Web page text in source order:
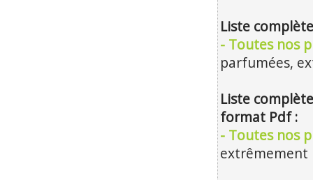
Liste
- Toutes nos
parfumées,
Liste
format Pdf :
- Toutes nos
extrêmement